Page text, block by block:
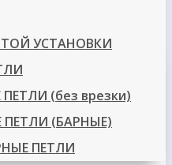
УСТАНОВКИ
(без врезки)
(БАРНЫЕ)
ПЕТЛИ